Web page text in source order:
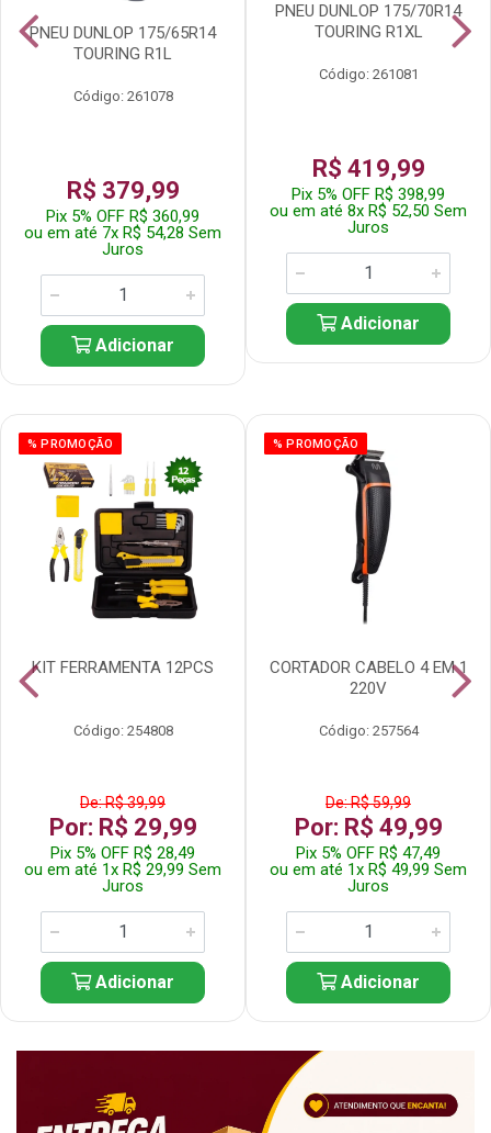
PNEU DUNLOP 175/65R14
TOURING R1L
Código: 261078
R$ 379,99
Pix 5% OFF R$ 360,99
ou em até 7x R$ 54,28 Sem
Juros
Adicionar
PNEU DUNLOP 175/70R14
TOURING R1XL
Código: 261081
R$ 419,99
Pix 5% OFF R$ 398,99
ou em até 8x R$ 52,50 Sem
Juros
Adicionar
% PROMOÇÃO
KIT FERRAMENTA 12PCS
Código: 254808
De: R$ 39,99
Por: R$ 29,99
Pix 5% OFF R$ 28,49
ou em até 1x R$ 29,99 Sem
Juros
Adicionar
% PROMOÇÃO
CORTADOR CABELO 4 EM 1
220V
Código: 257564
De: R$ 59,99
Por: R$ 49,99
Pix 5% OFF R$ 47,49
ou em até 1x R$ 49,99 Sem
Juros
Adicionar